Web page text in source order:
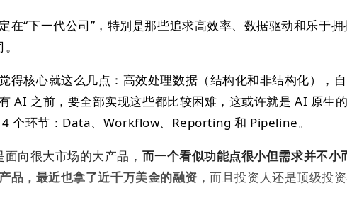
在“下一代公司”，特别是那些追求高效率、数据驱动和乐于
得核心就这么几点：高效处理数据（结构化和非结构化），
AI 之前，要全部实现这些都比较困难，这或许就是 AI 原生的
个环节：Data、Workflow、Reporting 和 Pipeline。
向很大市场的大产品， 而一个看似功能点很小但需求并不小
品，最近也拿了近千万美金的融资 ，而且投资人还是顶级投资